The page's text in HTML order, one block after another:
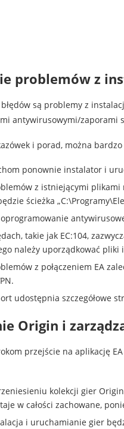
problemów z
są problemy z
antywirusowymi/zaporami
i porad, można
ponownie instalator i
z istniejącymi
ścieżka
oprogramowanie
takie jak EC:104,
należy uporządkować pliki
z połączeniem EA
udostępnia szczegółowe
Origin i
przejście na aplikację
kolekcji gier
w całości zachowane,
i uruchamianie gier